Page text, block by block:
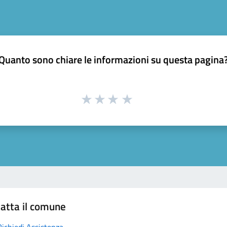
sono chiare le informazioni su questa
il comune